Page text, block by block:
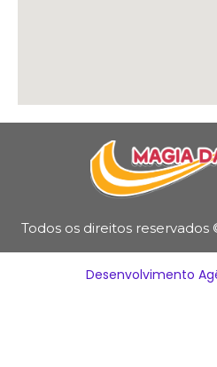
Todos os direitos
Desenvolvimento